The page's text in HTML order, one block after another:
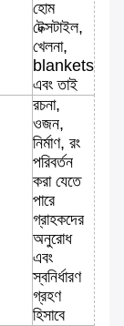
হোম
টেক্সটাইল,
খেলনা,
blankets
এবং তাই
রচনা,
ওজন,
নির্মাণ, রং
পরিবর্তন
করা যেতে
পারে
গ্রাহকদের
অনুরোধ
এবং
স্বনির্ধারণ
গ্রহণ
হিসাবে